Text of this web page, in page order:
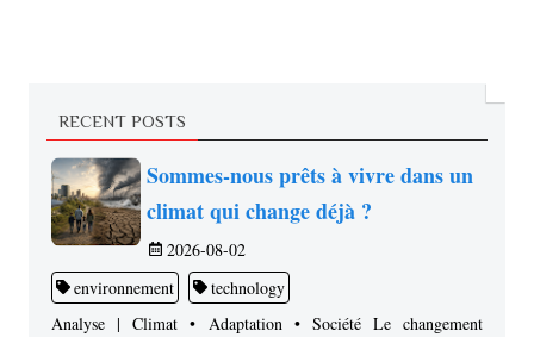
RECENT POSTS
Sommes-nous prêts à vivre dans un
climat qui change déjà ?
2026-08-02
environnement
technology
Analyse | Climat • Adaptation • Société Le changement